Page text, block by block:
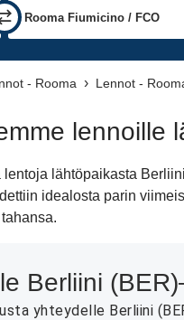
- Rooma Lennot -
lennoille
lähtöpaikasta
idealosta parin
Berliini
yhteydelle Berliini